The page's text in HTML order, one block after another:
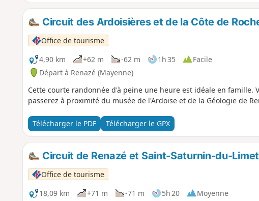
Circuit des Ardoisières et de la Côte de
Office de tourisme
4,90 km
+62 m -62 m 1h 35
Facile
Départ à Renazé (Mayenne)
Cette courte randonnée d'à peine une heure est idéale en famille.
passerez à proximité du musée de l'Ardoise et de la Géologie de
Télécharger le PDF Télécharger le GPX
Circuit de Renazé et Saint-Saturnin-du-Limet
Office de tourisme
18,09 km
+71 m -71 m 5h 20
Moyenne